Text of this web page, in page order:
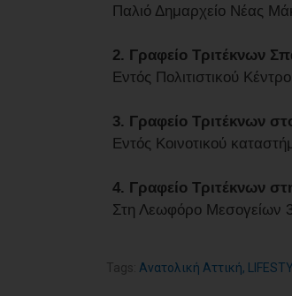
Παλιό Δημαρχείο Νέας
2. Γραφείο Τριτέκνων
Εντός Πολιτιστικού
3. Γραφείο Τριτέκνων
Εντός Κοινοτικού
4. Γραφείο Τριτέκνων
Στη Λεωφόρο Μεσογείων
Tags: Ανατολική Αττική,